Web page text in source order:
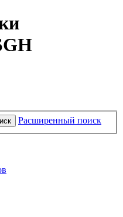
Расширенный поиск